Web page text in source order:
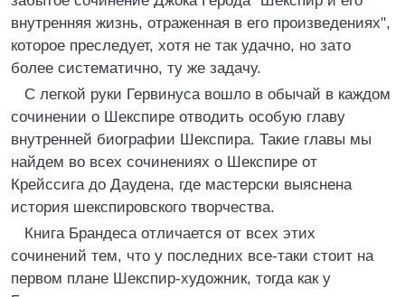
внутренняя жизнь, отраженная в его произведениях",
которое преследует, хотя не так удачно, но зато
более систематично, ту же задачу.
С легкой руки Гервинуса вошло в обычай в каждом
сочинении о Шекспире отводить особую главу
внутренней биографии Шекспира. Такие главы мы
найдем во всех сочинениях о Шекспире от
Крейссига до Даудена, где мастерски выяснена
история шекспировского творчества.
Книга Брандеса отличается от всех этих
сочинений тем, что у последних все-таки стоит на
первом плане Шекспир-художник, тогда как у